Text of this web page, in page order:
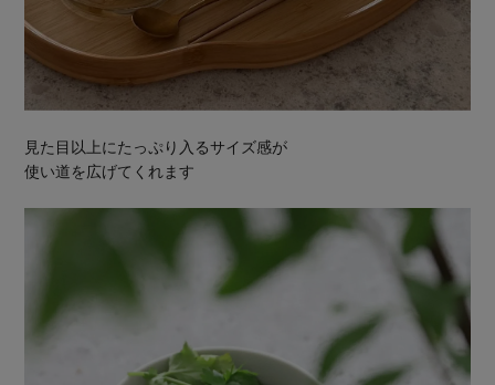
見た目以上にたっぷり入るサイズ感が
使い道を広げてくれます